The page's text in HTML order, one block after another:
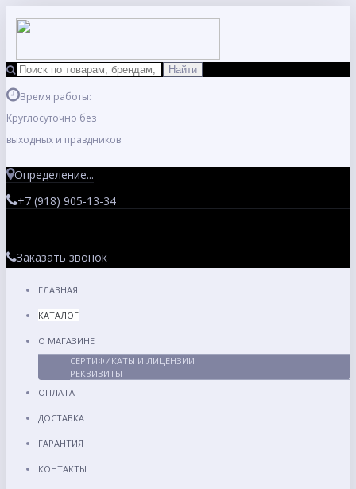
Время работы:
Круглосуточно без
выходных и праздников
Определение...
+7 (918) 905-13-34
Заказать звонок
ГЛАВНАЯ
КАТАЛОГ
О МАГАЗИНЕ
СЕРТИФИКАТЫ И ЛИЦЕНЗИИ
РЕКВИЗИТЫ
ОПЛАТА
ДОСТАВКА
ГАРАНТИЯ
КОНТАКТЫ